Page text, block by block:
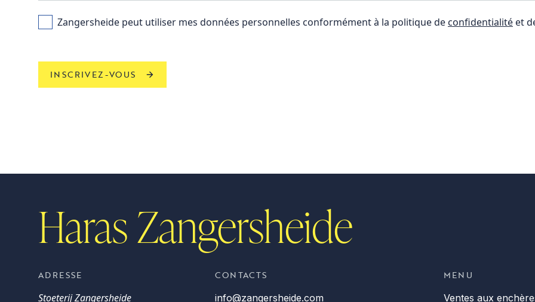
Zangersheide peut utiliser mes données personnelles conformément à la politique de confidentialité et
INSCRIVEZ-VOUS
Haras Zangersheide
ADRESSE
Stoeterij Zangersheide
CONTACTS
info@zangersheide.com
MENU
Ventes aux